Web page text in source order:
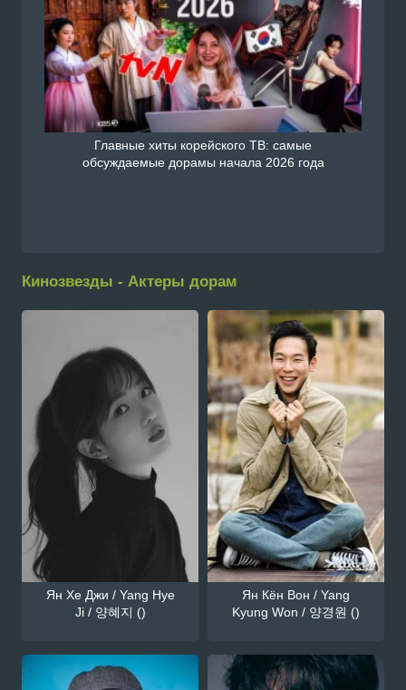
Главные хиты корейского ТВ: самые
обсуждаемые дорамы начала 2026 года
Кинозвезды - Актеры дорам
Ян Хе Джи / Yang Hye
Ji / 양혜지 ()
Ян Кён Вон / Yang
Kyung Won / 양경원 ()